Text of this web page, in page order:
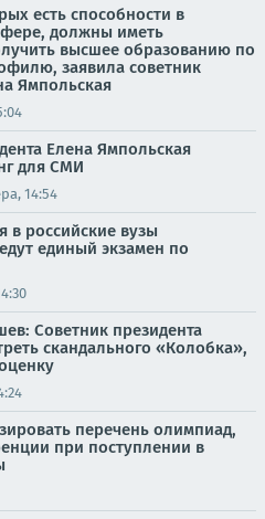
есть способности в
должны иметь
высшее образованию по
заявила советник
Ямпольская
Елена Ямпольская
для СМИ
14:54
в российские вузы
единый экзамен по
Советник президента
скандального «Колобка»,
перечень олимпиад,
при поступлении в